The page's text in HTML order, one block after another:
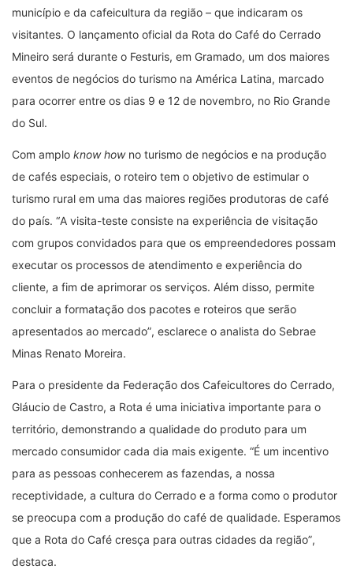
município e da cafeicultura da região – que indicaram os
visitantes. O lançamento oficial da Rota do Café do Cerrado
Mineiro será durante o Festuris, em Gramado, um dos maiores
eventos de negócios do turismo na América Latina, marcado
para ocorrer entre os dias 9 e 12 de novembro, no Rio Grande
do Sul.
Com amplo know howno turismo de negócios e na produção
de cafés especiais, o roteiro tem o objetivo de estimular o
turismo rural em uma das maiores regiões produtoras de café
do país. “A visita-teste consiste na experiência de visitação
com grupos convidados para que os empreendedores possam
executar os processos de atendimento e experiência do
cliente, a fim de aprimorar os serviços. Além disso, permite
concluir a formatação dos pacotes e roteiros que serão
apresentados ao mercado”, esclarece o analista do Sebrae
Minas Renato Moreira.
Para o presidente da Federação dos Cafeicultores do Cerrado,
Gláucio de Castro, a Rota é uma iniciativa importante para o
território, demonstrando a qualidade do produto para um
mercado consumidor cada dia mais exigente. “É um incentivo
para as pessoas conhecerem as fazendas, a nossa
receptividade, a cultura do Cerrado e a forma como o produtor
se preocupa com a produção do café de qualidade. Esperamos
que a Rota do Café cresça para outras cidades da região”,
destaca.